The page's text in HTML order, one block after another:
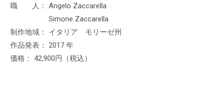
職 人： Angelo Zaccarella
Simone Zaccarella
制作地域： イタリア モリーゼ州
作品発表： 2017 年
価格： 42,900円（税込）